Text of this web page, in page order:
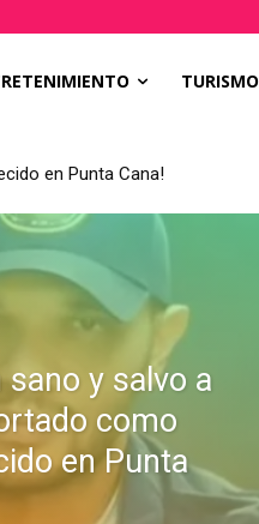
TURISMO
en Punta Cana!
sano y salvo a
como
en Punta